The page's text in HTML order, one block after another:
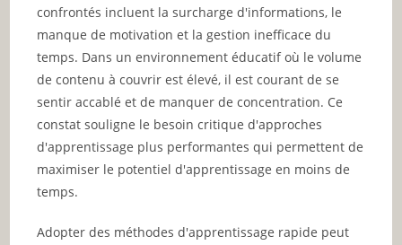
confrontés incluent la surcharge d'informations, le
manque de motivation et la gestion inefficace du
temps. Dans un environnement éducatif où le volume
de contenu à couvrir est élevé, il est courant de se
sentir accablé et de manquer de concentration. Ce
constat souligne le besoin critique d'approches
d'apprentissage plus performantes qui permettent de
maximiser le potentiel d'apprentissage en moins de
temps.
Adopter des méthodes d'apprentissage rapide peut